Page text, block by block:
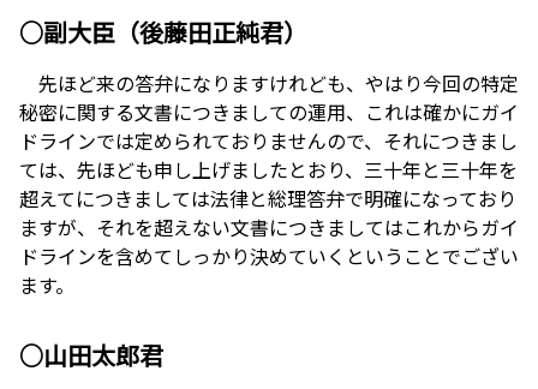
○副大臣（後藤田正純君）
先ほど来の答弁になりますけれども、やはり今回の特定
秘密に関する文書につきましての運用、これは確かにガイ
ドラインでは定められておりませんので、それにつきまし
ては、先ほども申し上げましたとおり、三十年と三十年を
超えてにつきましては法律と総理答弁で明確になっており
ますが、それを超えない文書につきましてはこれからガイ
ドラインを含めてしっかり決めていくということでござい
ます。
○山田太郎君